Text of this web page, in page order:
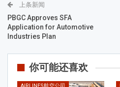
上条新闻
PBGC Approves SFA
Application for Automotive
Industries Plan
你可能还喜欢